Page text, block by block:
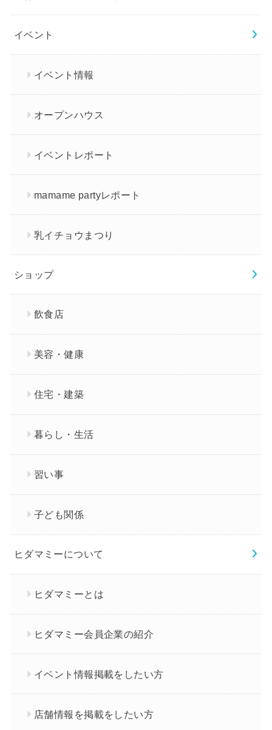
イベント
イベント情報
オープンハウス
イベントレポート
mamame partyレポート
乳イチョウまつり
ショップ
飲食店
美容・健康
住宅・建築
暮らし・生活
習い事
子ども関係
ヒダマミーについて
ヒダマミーとは
ヒダマミー会員企業の紹介
イベント情報掲載をしたい方
店舗情報を掲載をしたい方